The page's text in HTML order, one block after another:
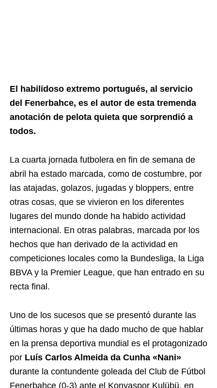
El habilidoso extremo portugués, al servicio
del Fenerbahce, es el autor de esta tremenda
anotación de pelota quieta que sorprendió a
todos.
La cuarta jornada futbolera en fin de semana de
abril ha estado marcada, como de costumbre, por
las atajadas, golazos, jugadas y bloppers, entre
otras cosas, que se vivieron en los diferentes
lugares del mundo donde ha habido actividad
internacional. En otras palabras, marcada por los
hechos que han derivado de la actividad en
competiciones locales como la Bundesliga, la Liga
BBVA y la Premier League, que han entrado en su
recta final.
Uno de los sucesos que se presentó durante las
últimas horas y que ha dado mucho de que hablar
en la prensa deportiva mundial es el protagonizado
por Luís Carlos Almeida da Cunha «Nani»
durante la contundente goleada del Club de Fútbol
Fenerbahce (0-3) ante el Konyaspor Kulübü, en